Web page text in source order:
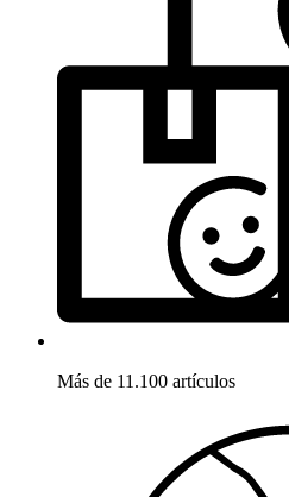
Más de 11.100 artículos